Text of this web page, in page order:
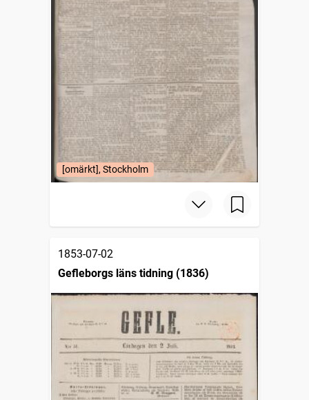
[omärkt], Stockholm
1853-07-02
Gefleborgs läns tidning (1836)